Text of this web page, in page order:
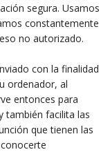
segura. Usamos
constantemente
no autorizado.
con la finalidad
ordenador, al
entonces para
también facilita las
que tienen las